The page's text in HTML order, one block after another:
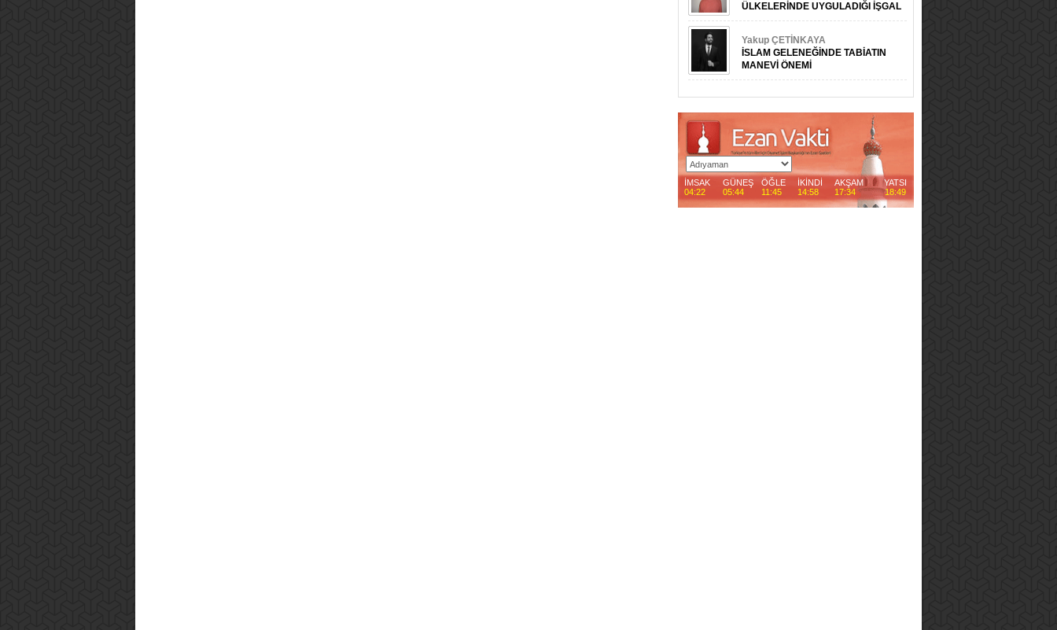
ÜLKELERİNDE UYGULADIĞI İŞGAL
ÖNCESİ FAALİYETLER
Yakup ÇETİNKAYA
İSLAM GELENEĞİNDE TABİATIN
MANEVİ ÖNEMİ
İMSAK GÜNEŞ ÖĞLE İKİNDİ AKŞAM
YATSI
04:22
05:44 11:45 14:58 17:34 18:49